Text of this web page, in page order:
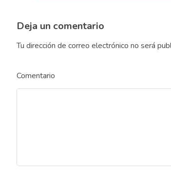
Deja un comentario
Tu dirección de correo electrónico no será
Comentario